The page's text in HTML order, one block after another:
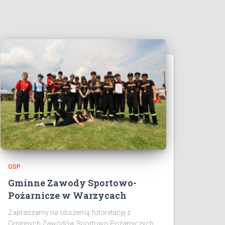
OSP
Gminne Zawody Sportowo-
Pożarnicze w Warzycach
Zapraszamy na obszerną fotorelację z